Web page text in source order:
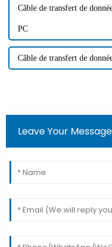
Câble de transfert de
PC
Câble de transfert de
Leave Your Message